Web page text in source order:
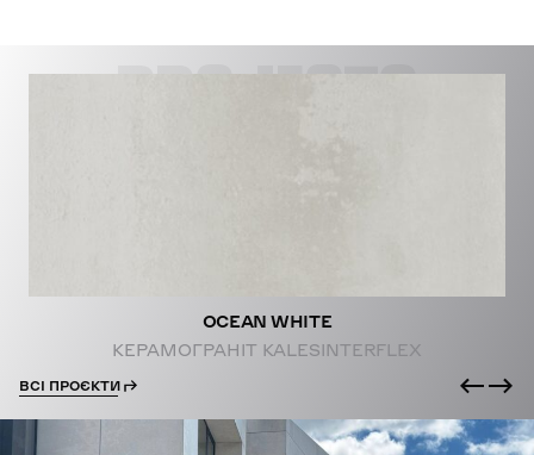
PROJECTS
OCEAN WHITE
КЕРАМОГРАНІТ KALESINTERFLEX
ВСІ ПРОЄКТИ